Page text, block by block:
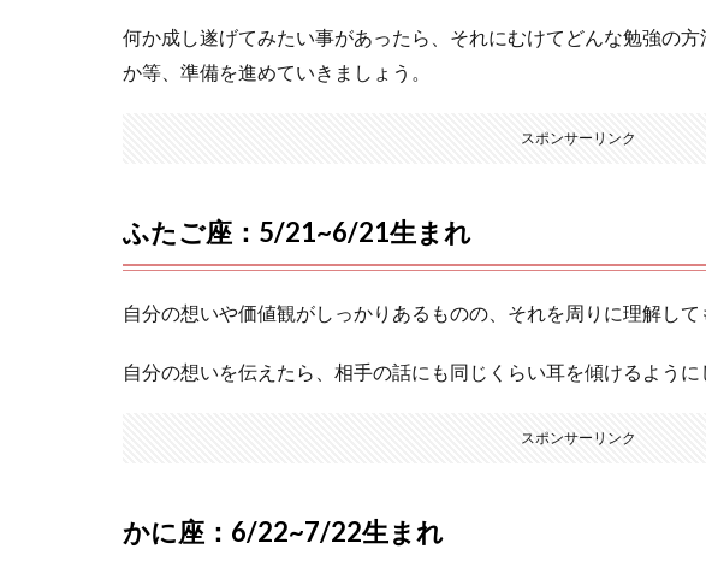
何か成し遂げてみたい事があったら、それにむけてどんな勉強の
か等、準備を進めていきましょう。
スポンサーリンク
ふたご座：5/21~6/21生まれ
自分の想いや価値観がしっかりあるものの、それを周りに理解して
自分の想いを伝えたら、相手の話にも同じくらい耳を傾けるように
スポンサーリンク
かに座：6/22~7/22生まれ